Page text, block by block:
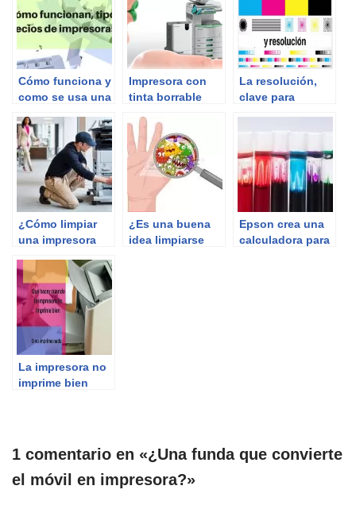
Cómo funciona y
como se usa una
Impresora con
tinta borrable
La resolución,
clave para
¿Cómo limpiar
una impresora
¿Es una buena
idea limpiarse
Epson crea una
calculadora para
La impresora no
imprime bien
1 comentario en «¿Una funda que convierte
el móvil en impresora?»